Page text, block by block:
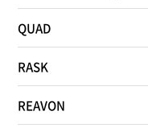
QUAD
RASK
REAVON